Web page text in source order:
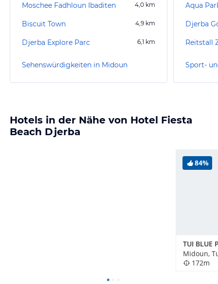
Moschee Fadhloun Ibaditen 4,0 km
Biscuit Town 4,9 km
Djerba Explore Parc 6,1 km
Sehenswürdigkeiten in Midoun
Aqua
Djerba
Reitstall
Sport-
Hotels in der Nähe von Hotel Fiesta
Beach Djerba
84%
Midoun,
172m